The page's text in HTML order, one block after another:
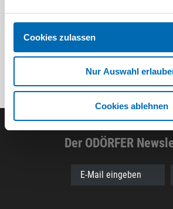
Cookies zulassen
Nur Auswahl
Cookies ablehnen
Der ODÖRFER
E-Mail eingeben